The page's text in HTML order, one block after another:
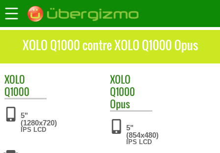
XOLO Q1000 contre XOLO Q1000 Opus
XOLO
Q1000
5"
(1280x720)
IPS LCD
XOLO
Q1000
Opus
5"
(854x480)
IPS LCD